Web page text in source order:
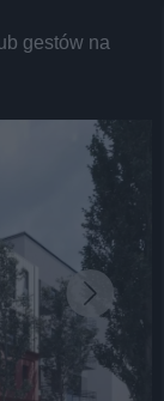
gestów na